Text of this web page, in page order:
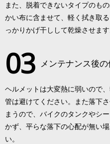
また、脱着できないタイプのも
かい布に含ませて、軽く拭き取
っかりかげ干しして乾燥させます
03 メンテナンス後
ヘルメットは大変熱に弱いので
管は避けてください。また落下
まうので、バイクのタンクやシ
かず、平らな落下の心配が無い
い。